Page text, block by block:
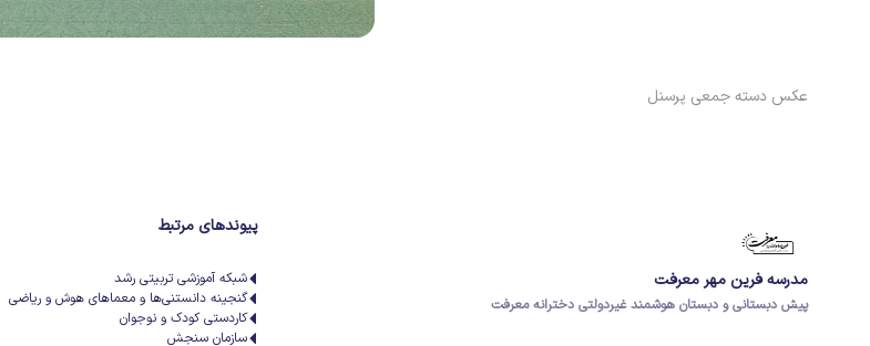
عکس دسته جمعی پرسنل
مدرسه فرین مهر معرفت
پیش دبستانی و دبستان هوشمند غیردولتی دخترانه معرفت
پیوندهای مرتبط
شبکه آموزشی تربیتی رشد
گنجینه دانستنی‌ها و معماهای هوش و ریاضی
کاردستی کودک و نوجوان
سازمان سنجش